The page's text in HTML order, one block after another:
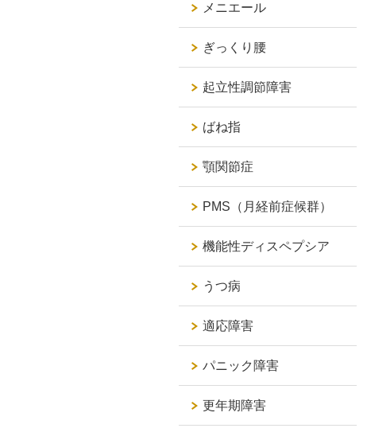
メニエール
ぎっくり腰
起立性調節障害
ばね指
顎関節症
PMS（月経前症候群）
機能性ディスペプシア
うつ病
適応障害
パニック障害
更年期障害